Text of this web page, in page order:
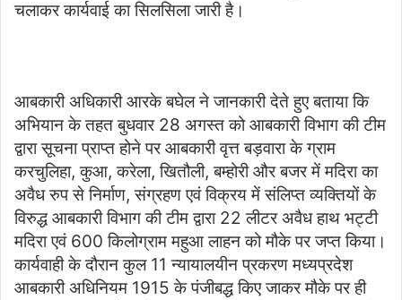
चलाकर कार्यवाई का सिलसिला जारी है।
आबकारी अधिकारी आरके बघेल ने जानकारी देते हुए बताया कि
अभियान के तहत बुधवार 28 अगस्त को आबकारी विभाग की टीम
द्वारा सूचना प्राप्त होने पर आबकारी वृत्त बड़वारा के ग्राम
करचुलिहा, कुआ, करेला, खितौली, बम्होरी और बजर में मदिरा का
अवैध रुप से निर्माण, संग्रहण एवं विक्रय में संलिप्त व्यक्तियों के
विरुद्ध आबकारी विभाग की टीम द्वारा 22 लीटर अवैध हाथ भट्टी
मदिरा एवं 600 किलोग्राम महुआ लाहन को मौके पर जप्त किया।
कार्यवाही के दौरान कुल 11 न्यायालयीन प्रकरण मध्यप्रदेश
आबकारी अधिनियम 1915 के पंजीबद्ध किए जाकर मौके पर ही